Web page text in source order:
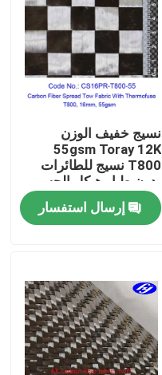
نسيج خفيف الوزن
55gsm Toray 12K
T800 نسيج للطائرات
بدون طيار هيكل الجسم
سمك 0.07mm المواد
الخام خيط الكربون
إرسال استفسار